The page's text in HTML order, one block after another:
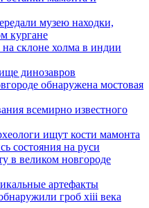
музею находки,
кургане
склоне холма в индии
динозавров
обнаружена мостовая
всемирно известного
ищут кости мамонта
состояния на руси
в великом новгороде
артефакты
гроб xiii века